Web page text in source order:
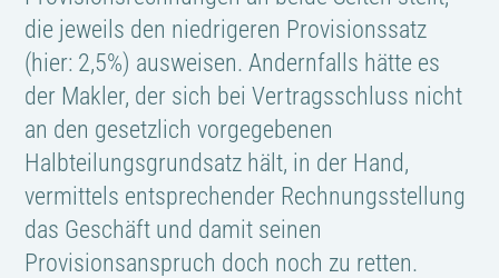
die jeweils den niedrigeren Provisionssatz
(hier: 2,5%) ausweisen. Andernfalls hätte es
der Makler, der sich bei Vertragsschluss nicht
an den gesetzlich vorgegebenen
Halbteilungsgrundsatz hält, in der Hand,
vermittels entsprechender Rechnungsstellung
das Geschäft und damit seinen
Provisionsanspruch doch noch zu retten.